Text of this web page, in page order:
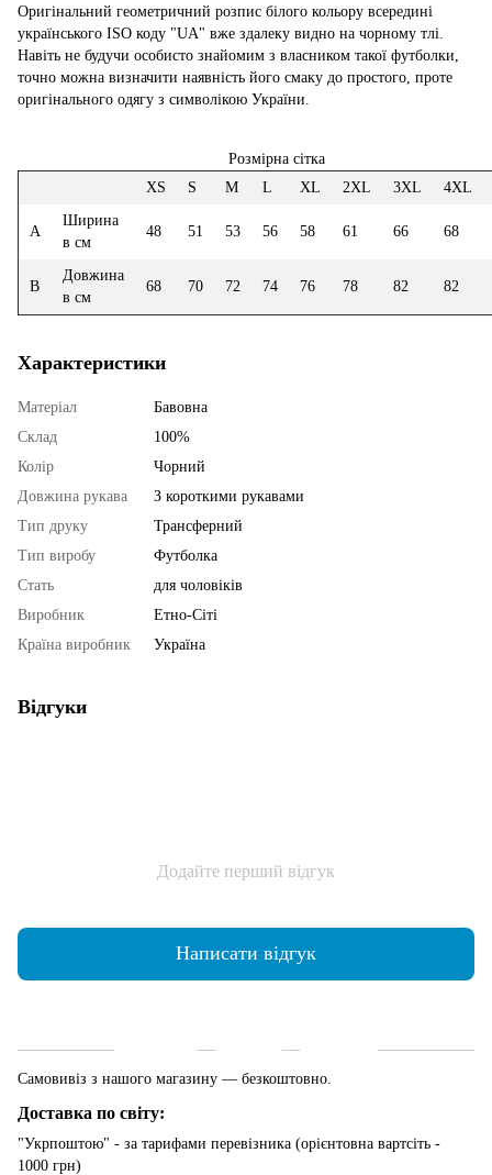
Оригінальний геометричний розпис білого кольору всередині
українського ISO коду "UA" вже здалеку видно на чорному тлі.
Навіть не будучи особисто знайомим з власником такої футболки,
точно можна визначити наявність його смаку до простого, проте
оригінального одягу з символікою України.
Розмірна сітка
XS
S M L XL 2XL 3XL 4XL
А
Ширина
в см
48 51 53 56 58 61 66 68
В
Довжина
в см
68 70 72 74 76 78 82 82
Характеристики
Матеріал
Бавовна
Склад
100%
Колір
Чорний
Довжина рукава
З короткими рукавами
Тип друку
Трансферний
Тип виробу
Футболка
Стать
для чоловіків
Виробник
Етно-Сіті
Країна виробник
Україна
Відгуки
Додайте перший відгук
Написати відгук
Самовивіз з нашого магазину — безкоштовно.
Доставка по світу:
"Укрпоштою" - за тарифами перевізника (орієнтовна вартсіть -
1000 грн)